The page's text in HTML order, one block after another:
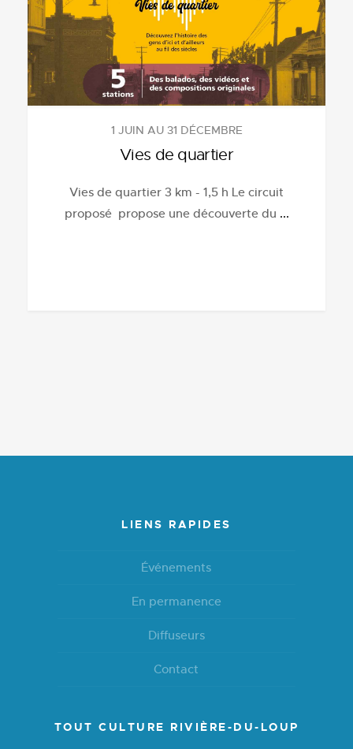
1 JUIN AU 31 DÉCEMBRE
Vies de quartier
Vies de quartier 3 km - 1,5 h Le circuit
proposé propose une découverte du ...
LIENS RAPIDES
Événements
En permanence
Diffuseurs
Contact
TOUT CULTURE RIVIÈRE-DU-LOUP